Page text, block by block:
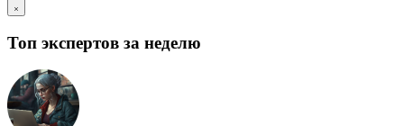
Топ экспертов за неделю